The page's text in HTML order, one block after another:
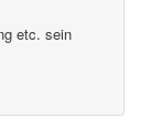
etc. sein